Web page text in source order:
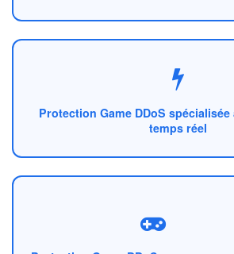
Protection Game DDoS
temps réel